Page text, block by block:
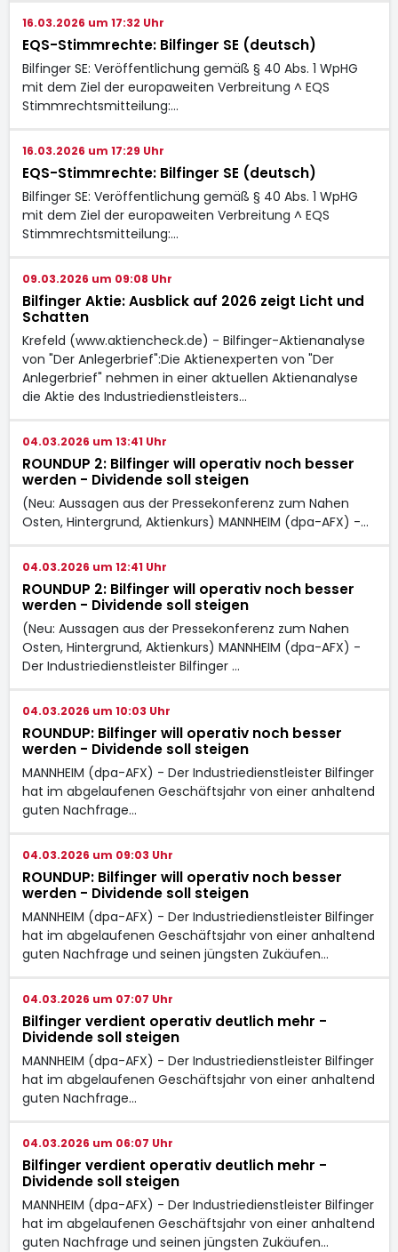
16.03.2026 um 17:32 Uhr
EQS-Stimmrechte: Bilfinger SE (deutsch)
Bilfinger SE: Veröffentlichung gemäß § 40 Abs. 1 WpHG
mit dem Ziel der europaweiten Verbreitung ^ EQS
Stimmrechtsmitteilung:…
16.03.2026 um 17:29 Uhr
EQS-Stimmrechte: Bilfinger SE (deutsch)
Bilfinger SE: Veröffentlichung gemäß § 40 Abs. 1 WpHG
mit dem Ziel der europaweiten Verbreitung ^ EQS
Stimmrechtsmitteilung:…
09.03.2026 um 09:08 Uhr
Bilfinger Aktie: Ausblick auf 2026 zeigt Licht und
Schatten
Krefeld (www.aktiencheck.de) - Bilfinger-Aktienanalyse
von "Der Anlegerbrief":Die Aktienexperten von "Der
Anlegerbrief" nehmen in einer aktuellen Aktienanalyse
die Aktie des Industriedienstleisters…
04.03.2026 um 13:41 Uhr
ROUNDUP 2: Bilfinger will operativ noch besser
werden - Dividende soll steigen
(Neu: Aussagen aus der Pressekonferenz zum Nahen
Osten, Hintergrund, Aktienkurs) MANNHEIM (dpa-AFX) -…
04.03.2026 um 12:41 Uhr
ROUNDUP 2: Bilfinger will operativ noch besser
werden - Dividende soll steigen
(Neu: Aussagen aus der Pressekonferenz zum Nahen
Osten, Hintergrund, Aktienkurs) MANNHEIM (dpa-AFX) -
Der Industriedienstleister Bilfinger …
04.03.2026 um 10:03 Uhr
ROUNDUP: Bilfinger will operativ noch besser
werden - Dividende soll steigen
MANNHEIM (dpa-AFX) - Der Industriedienstleister Bilfinger
hat im abgelaufenen Geschäftsjahr von einer anhaltend
guten Nachfrage…
04.03.2026 um 09:03 Uhr
ROUNDUP: Bilfinger will operativ noch besser
werden - Dividende soll steigen
MANNHEIM (dpa-AFX) - Der Industriedienstleister Bilfinger
hat im abgelaufenen Geschäftsjahr von einer anhaltend
guten Nachfrage und seinen jüngsten Zukäufen…
04.03.2026 um 07:07 Uhr
Bilfinger verdient operativ deutlich mehr -
Dividende soll steigen
MANNHEIM (dpa-AFX) - Der Industriedienstleister Bilfinger
hat im abgelaufenen Geschäftsjahr von einer anhaltend
guten Nachfrage…
04.03.2026 um 06:07 Uhr
Bilfinger verdient operativ deutlich mehr -
Dividende soll steigen
MANNHEIM (dpa-AFX) - Der Industriedienstleister Bilfinger
hat im abgelaufenen Geschäftsjahr von einer anhaltend
guten Nachfrage und seinen jüngsten Zukäufen…